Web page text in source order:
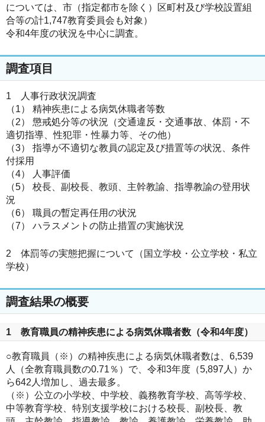
については、市（指定都市を除く）区町村及び学校設置組
合等の計1,747教育委員会も対象）
令和4年度の状況を中心に調査。
調査項目
1 人事行政状況調査
（1） 精神疾患による病気休職者等数
（2） 懲戒処分等の状況（交通違反・交通事故、体罰・不
適切指導、性犯罪・性暴力等、その他）
（3） 指導が不適切な教員の認定及び措置等の状況、条件
付採用
（4） 人事評価
（5） 校長、副校長、教頭、主幹教諭、指導教諭の登用状
況
（6） 職員の暫定再任用の状況
（7） ハラスメントの防止措置の実施状況
2 体罰等の実態把握について（国立学校・公立学校・私立
学校）
調査結果の概要
1 教育職員の精神疾患による病気休職者数（令和4年度）
○教育職員（※）の精神疾患による病気休職者数は、6,539
人（全教育職員数の0.71％）で、令和3年度（5,897人）か
ら642人増加し、過去最多。
（※）公立の小学校、中学校、義務教育学校、高等学校、
中等教育学校、特別支援学校における校長、副校長、教